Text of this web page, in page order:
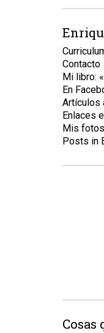
Contacto
Mi libro:
En
Artículos
Enlaces
Mis
Posts in
Cosas